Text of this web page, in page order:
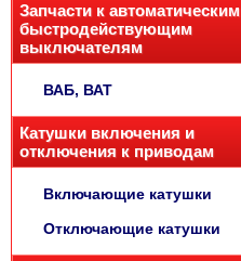
Запчасти к автоматическим
быстродействующим
выключателям
ВАБ, ВАТ
Катушки включения и
отключения к приводам
Включающие катушки
Отключающие катушки